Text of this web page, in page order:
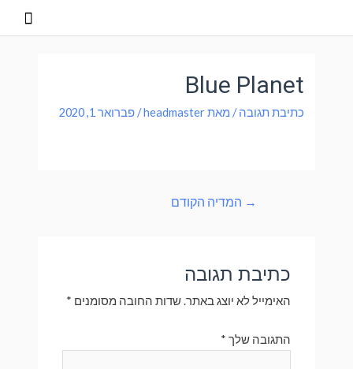
Blue Planet
כתיבת תגובה / מאתheadmaster
/פברואר 1, 2020
→ המדיה הקודם
כתיבת תגובה
האימייל לא יוצג באתר.שדות החובה מסומנים *
התגובה שלך *